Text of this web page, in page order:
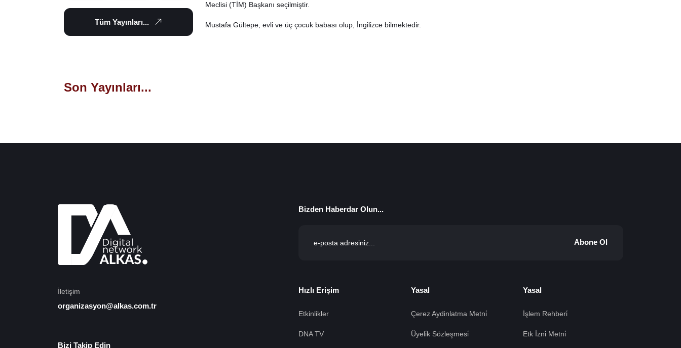
Tüm Yayınları...
Meclisi (TİM) Başkanı seçilmiştir.
Mustafa Gültepe, evli ve üç çocuk babası olup, İngilizce bilmektedir.
Son Yayınları...
İletişim
organizasyon@alkas.com.tr
Bizi Takip Edin
Bizden Haberdar Olun...
Abone Ol
Hızlı Erişim
Etkinlikler
DNA TV
Yasal
Çerez Aydinlatma Metni̇
Üyeli̇k Sözleşmesi̇
Yasal
İşlem Rehberi̇
Etk İzni̇ Metni̇